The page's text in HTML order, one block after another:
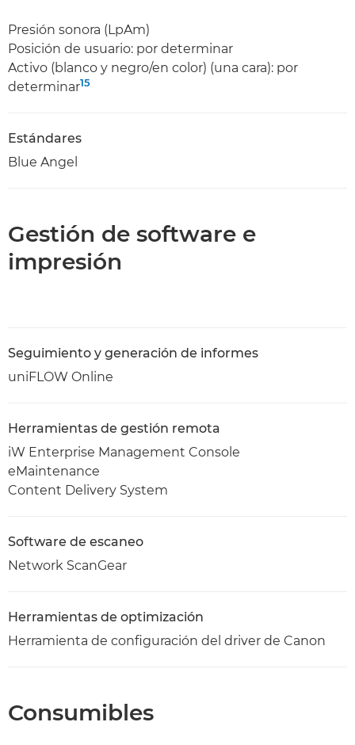
Presión sonora (LpAm)
Posición de usuario: por determinar
Activo (blanco y negro/en color) (una cara): por
determinar15
Estándares
Blue Angel
Gestión de software e
impresión
Seguimiento y generación de informes
uniFLOW Online
Herramientas de gestión remota
iW Enterprise Management Console
eMaintenance
Content Delivery System
Software de escaneo
Network ScanGear
Herramientas de optimización
Herramienta de configuración del driver de Canon
Consumibles